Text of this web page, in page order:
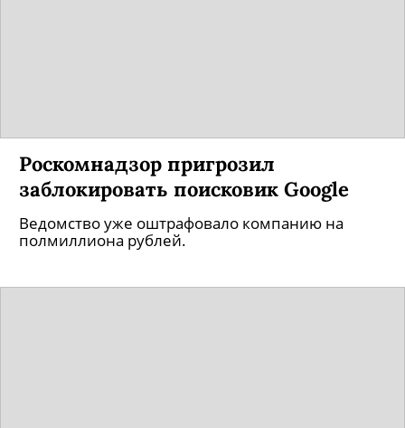
Роскомнадзор пригрозил
заблокировать поисковик Google
Ведомство уже оштрафовало компанию на
полмиллиона рублей.